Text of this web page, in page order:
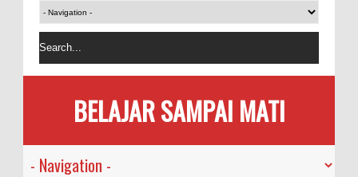
BELAJAR SAMPAI MATI